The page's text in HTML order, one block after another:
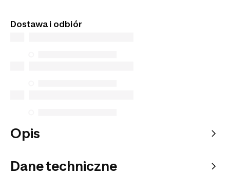
do wybranego punktu odbioru.
Dostawa i odbiór
Opis
Dane techniczne